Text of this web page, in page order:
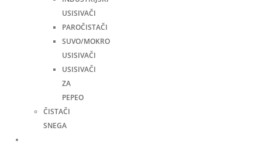
USISIVAČI
PAROČISTAČI
SUVO/MOKRO
USISIVAČI
USISIVAČI
ZA
PEPEO
ČISTAČI
SNEGA